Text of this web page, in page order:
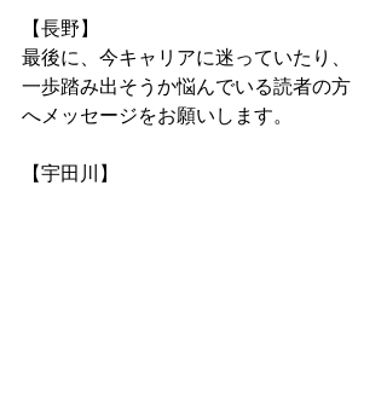
【長野】
最後に、今キャリアに迷っていたり、
一歩踏み出そうか悩んでいる読者の方
へメッセージをお願いします。
【宇田川】